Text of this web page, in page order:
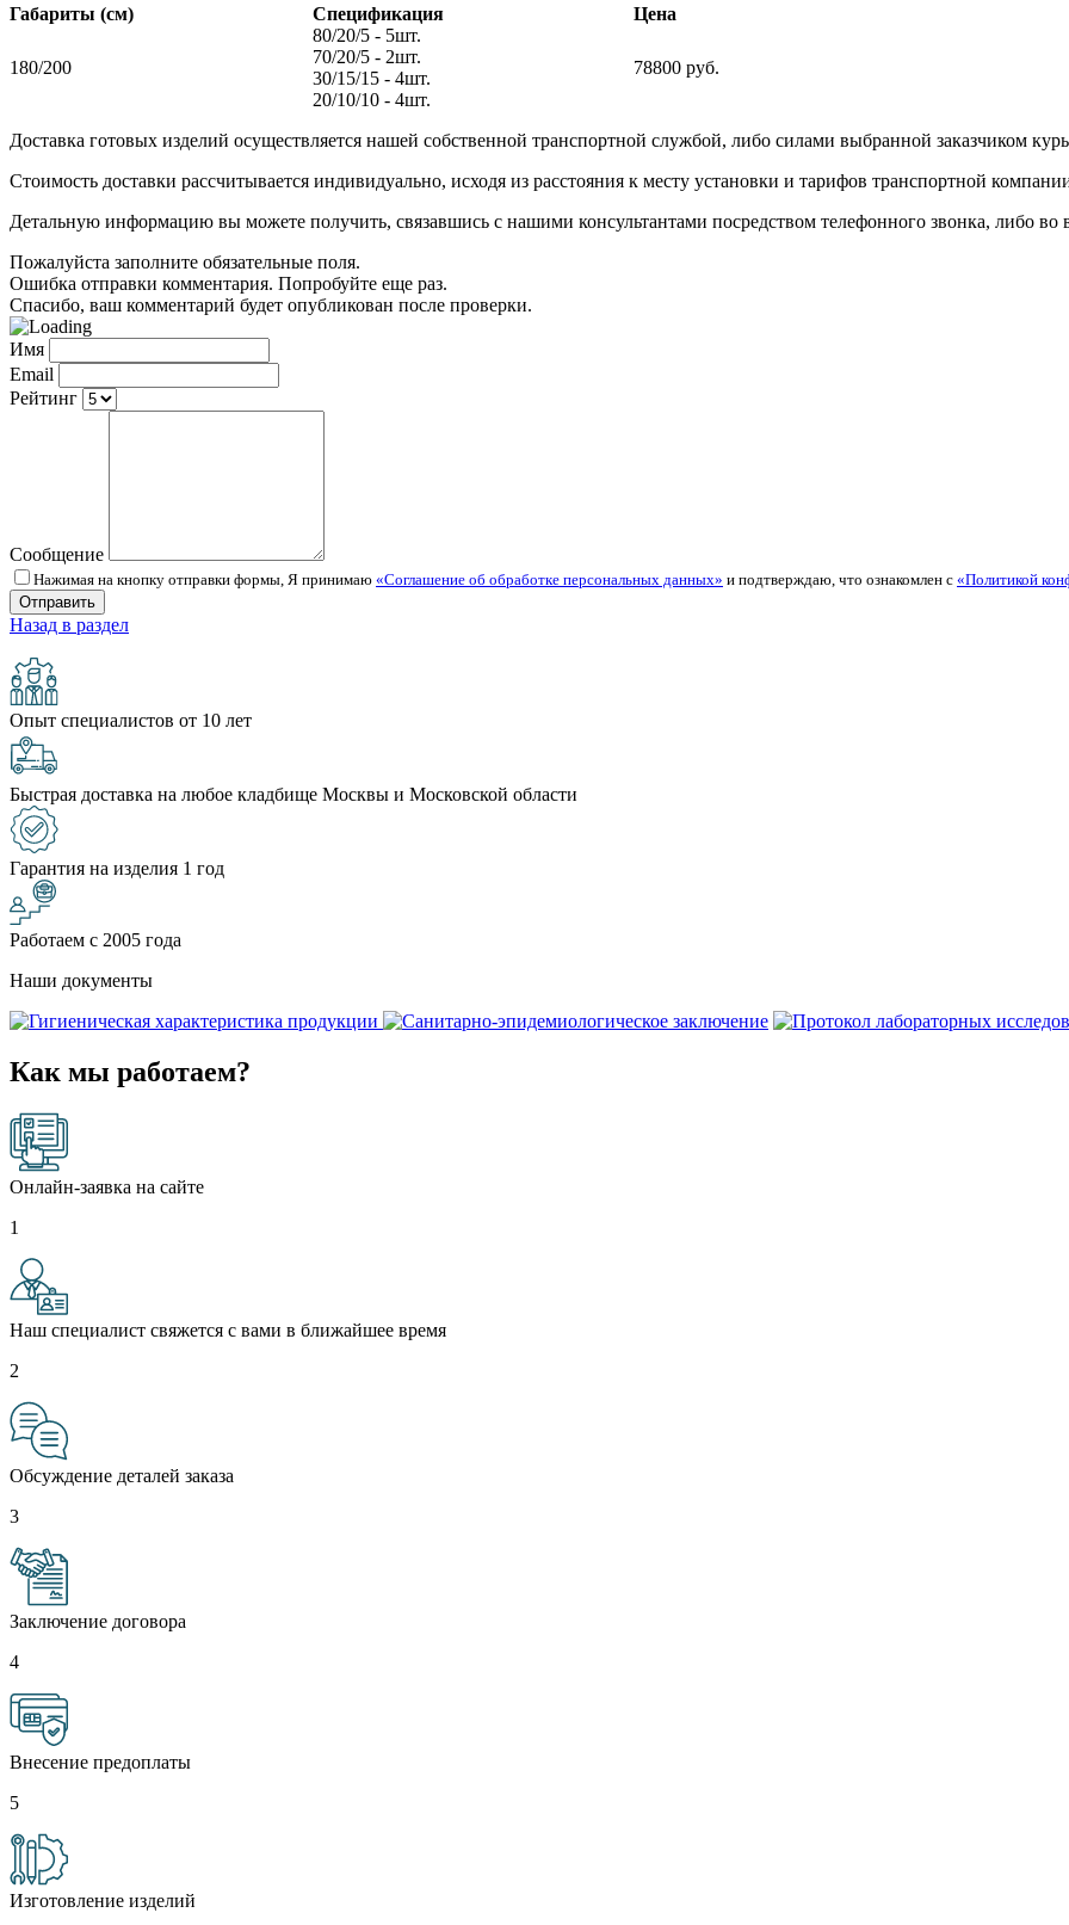
Габариты (см)
Спецификация Цена
180/200
80/20/5 - 5шт.
70/20/5 - 2шт.
30/15/15 - 4шт.
20/10/10 - 4шт.
78800 руб.
Доставка готовых изделий осуществляется нашей собственной транспортной службой, либо силами выбранной заказчиком
Стоимость доставки рассчитывается индивидуально, исходя из расстояния к месту установки и тарифов транспортной
Детальную информацию вы можете получить, связавшись с нашими консультантами посредством телефонного звонка, либо во
Пожалуйста заполните обязательные поля.
Ошибка отправки комментария. Попробуйте еще раз.
Спасибо, ваш комментарий будет опубликован после проверки.
Имя
Email
Рейтинг
Сообщение
Нажимая на кнопку отправки формы, Я принимаю «Соглашение об обработке персональных данных» и подтверждаю, что ознакомлен с «Политикой
Назад в раздел
Опыт специалистов от 10 лет
Быстрая доставка на любое кладбище Москвы и Московской области
Гарантия на изделия 1 год
Работаем с 2005 года
Наши документы
Как мы работаем?
Онлайн-заявка на сайте
1
Наш специалист свяжется с вами в ближайшее время
2
Обсуждение деталей заказа
3
Заключение договора
4
Внесение предоплаты
5
Изготовление изделий